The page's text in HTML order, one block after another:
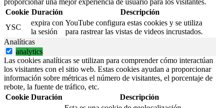
proporcionar una mejor experiencia de usuario para los visitantes.
Cookie Duración
Descripción
YSC
expira con
la sesión
YouTube configura estas cookies y se utiliza
para rastrear las vistas de videos incrustados.
Analíticas
analytics
Las cookies analíticas se utilizan para comprender cómo interactúan
los visitantes con el sitio web. Estas cookies ayudan a proporcionar
información sobre métricas el número de visitantes, el porcentaje de
rebote, la fuente de tráfico, etc.
Cookie Duración Descripción